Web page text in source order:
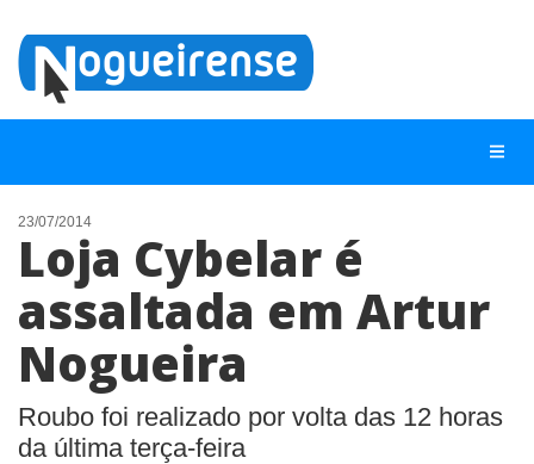
NOTÍCIAS
LISTA DIGITAL
TELEFONES ÚTEIS
QUEM SOMOS
CONTATO
23/07/2014
Loja Cybelar é
assaltada em Artur
Nogueira
Roubo foi realizado por volta das 12 horas
da última terça-feira